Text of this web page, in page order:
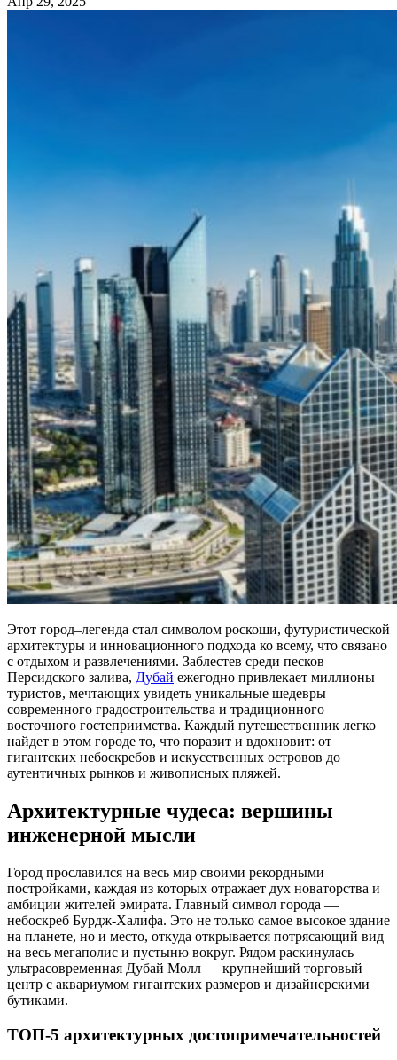
Этот город–легенда стал символом роскоши, футуристической
архитектуры и инновационного подхода ко всему, что связано
с отдыхом и развлечениями. Заблестев среди песков
Персидского залива, Дубай ежегодно привлекает миллионы
туристов, мечтающих увидеть уникальные шедевры
современного градостроительства и традиционного
восточного гостеприимства. Каждый путешественник легко
найдет в этом городе то, что поразит и вдохновит: от
гигантских небоскребов и искусственных островов до
аутентичных рынков и живописных пляжей.
Архитектурные чудеса: вершины
инженерной мысли
Город прославился на весь мир своими рекордными
постройками, каждая из которых отражает дух новаторства и
амбиции жителей эмирата. Главный символ города —
небоскреб Бурдж-Халифа. Это не только самое высокое здание
на планете, но и место, откуда открывается потрясающий вид
на весь мегаполис и пустыню вокруг. Рядом раскинулась
ультрасовременная Дубай Молл — крупнейший торговый
центр с аквариумом гигантских размеров и дизайнерскими
бутиками.
ТОП-5 архитектурных достопримечательностей